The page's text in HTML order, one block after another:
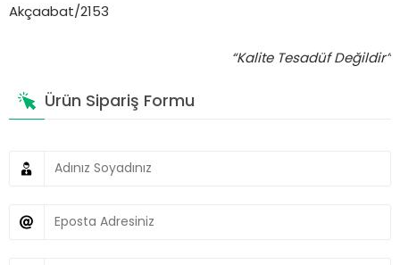
Akçaabat/2153
“Kalite Tesadüf Değildir”
Ürün Sipariş Formu